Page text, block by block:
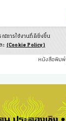
หนังสือพิมพ์
ณ์การใช้งานที่ดียิ่งขึ้น
ะ (Cookie Policy)